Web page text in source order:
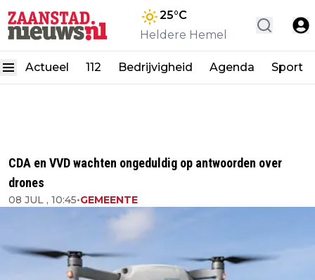
25°C
Heldere Hemel
Actueel 112 Bedrijvigheid Agenda Sport
CDA en VVD wachten ongeduldig op antwoorden over
drones
08 JUL , 10:45•GEMEENTE